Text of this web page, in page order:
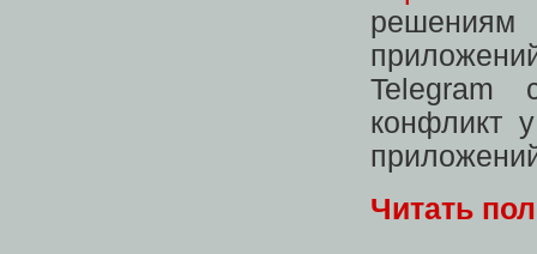
решениям
Telegram
конфликт
Читать